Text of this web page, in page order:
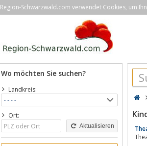
Region-Schwarzwald.com verwendet Cookies, um
Wo möchten Sie suchen?
Landkreis:
Ort:
Aktualisieren